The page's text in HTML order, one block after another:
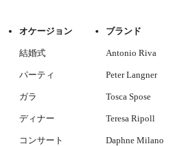
オケージョン
結婚式
パーティ
ガラ
ディナー
コンサート
ブランド
Antonio Riva
Peter Langner
Tosca Spose
Teresa Ripoll
Daphne Milano